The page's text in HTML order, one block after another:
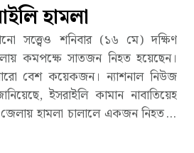
হামলা
সত্ত্বেও শনিবার (১৬ মে) দক্ষিণ
কমপক্ষে সাতজন নিহত হয়েছেন।
বেশ কয়েকজন। ন্যাশনাল নিউজ
ইসরাইলি কামান নাবাতিয়েহ
জেলায় হামলা চালালে একজন নিহত ও